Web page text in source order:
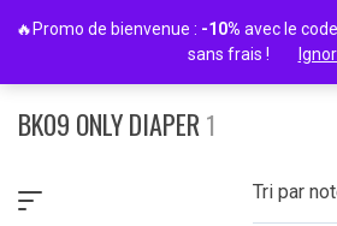
BK09 ONLY DIAPER 1
Tri par
🔥Promo de bienvenue : -10% avec le code
sans frais !